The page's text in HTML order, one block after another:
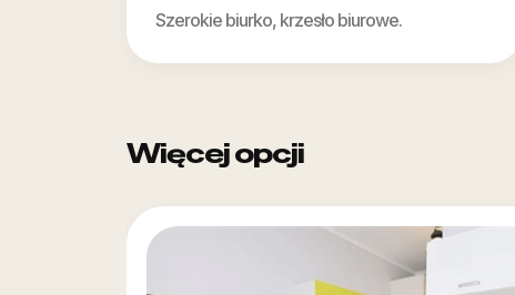
Szerokie biurko, krzesło biurowe.
Więcej opcji